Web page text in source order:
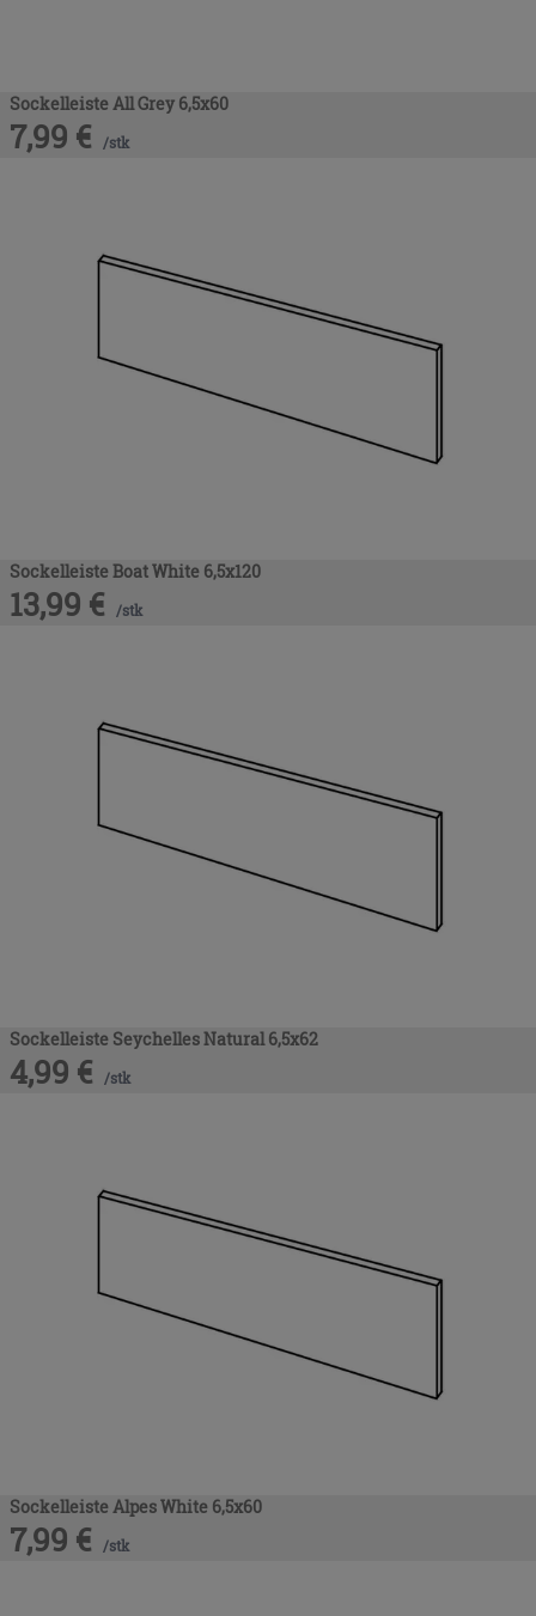
Sockelleiste All Grey 6,5x60
7,99 € /stk
Sockelleiste Boat White 6,5x120
13,99 € /stk
Sockelleiste Seychelles Natural 6,5x62
4,99 € /stk
Sockelleiste Alpes White 6,5x60
7,99 € /stk